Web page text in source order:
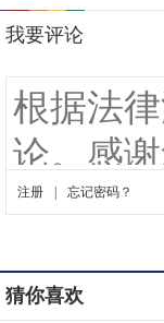
猜你喜欢